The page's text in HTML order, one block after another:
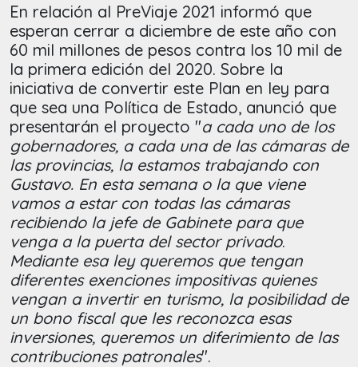
En relación al PreViaje 2021 informó que
esperan cerrar a diciembre de este año con
60 mil millones de pesos contra los 10 mil de
la primera edición del 2020. Sobre la
iniciativa de convertir este Plan en ley para
que sea una Política de Estado, anunció que
presentarán el proyecto "a cada uno de los
gobernadores, a cada una de las cámaras de
las provincias, la estamos trabajando con
Gustavo. En esta semana o la que viene
vamos a estar con todas las cámaras
recibiendo la jefe de Gabinete para que
venga a la puerta del sector privado.
Mediante esa ley queremos que tengan
diferentes exenciones impositivas quienes
vengan a invertir en turismo, la posibilidad de
un bono fiscal que les reconozca esas
inversiones, queremos un diferimiento de las
contribuciones patronales".